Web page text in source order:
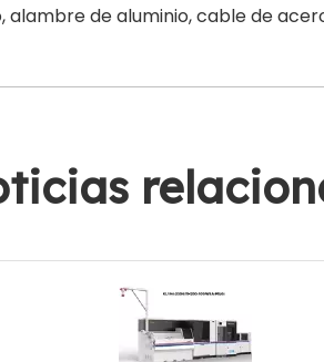
alambre de aluminio, cable de